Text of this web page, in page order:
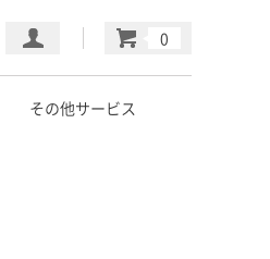
その他サービス